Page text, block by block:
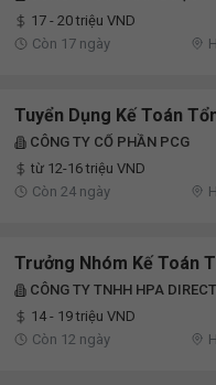
17 - 20 triệu VND
Còn 17 ngày
Tuyển Dụng Kế Toán
CÔNG TY CỔ PHẦN PCG
từ 12-16 triệu VND
Còn 24 ngày
Trưởng Nhóm Kế Toán
CÔNG TY TNHH HPA
14 - 19 triệu VND
Còn 12 ngày